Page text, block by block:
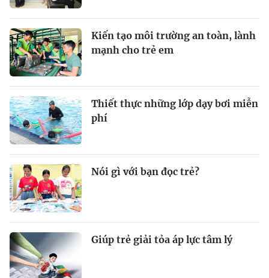
Kiến tạo môi trường an toàn, lành
mạnh cho trẻ em
Thiết thực những lớp dạy bơi miễn
phí
Nói gì với bạn đọc trẻ?
Giúp trẻ giải tỏa áp lực tâm lý